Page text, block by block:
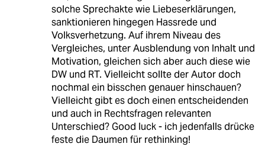
solche Sprechakte wie Liebeserklärungen,
sanktionieren hingegen Hassrede und
Volksverhetzung. Auf ihrem Niveau des
Vergleiches, unter Ausblendung von Inhalt und
Motivation, gleichen sich aber auch diese wie
DW und RT. Vielleicht sollte der Autor doch
nochmal ein bisschen genauer hinschauen?
Vielleicht gibt es doch einen entscheidenden
und auch in Rechtsfragen relevanten
Unterschied? Good luck - ich jedenfalls drücke
feste die Daumen für rethinking!